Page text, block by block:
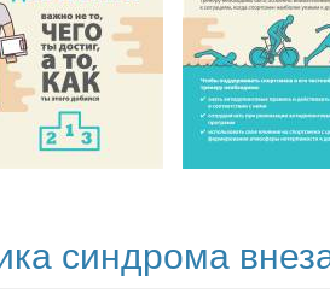
синдрома